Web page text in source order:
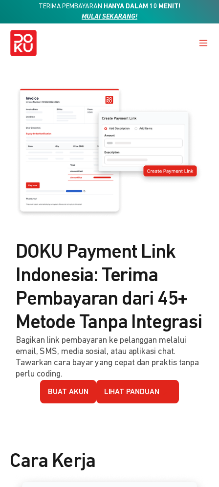
TERIMA PEMBAYARAN HANYA DALAM 10 MENIT!
MULAI SEKARANG!
DOKU Payment Link
Indonesia: Terima
Pembayaran dari 45+
Metode Tanpa Integrasi
Bagikan link pembayaran ke pelanggan melalui
email, SMS, media sosial, atau aplikasi chat.
Tawarkan cara bayar yang cepat dan praktis tanpa
perlu coding.
BUAT AKUN LIHAT PANDUAN
Cara Kerja